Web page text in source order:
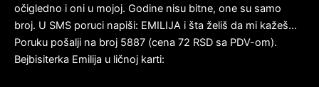
očigledno i oni u mojoj. Godine nisu bitne, one su samo
broj. U SMS poruci napiši: EMILIJA i šta želiš da mi kažeš…
Poruku pošalji na broj 5887 (cena 72 RSD sa PDV-om).
Bejbisiterka Emilija u ličnoj karti: